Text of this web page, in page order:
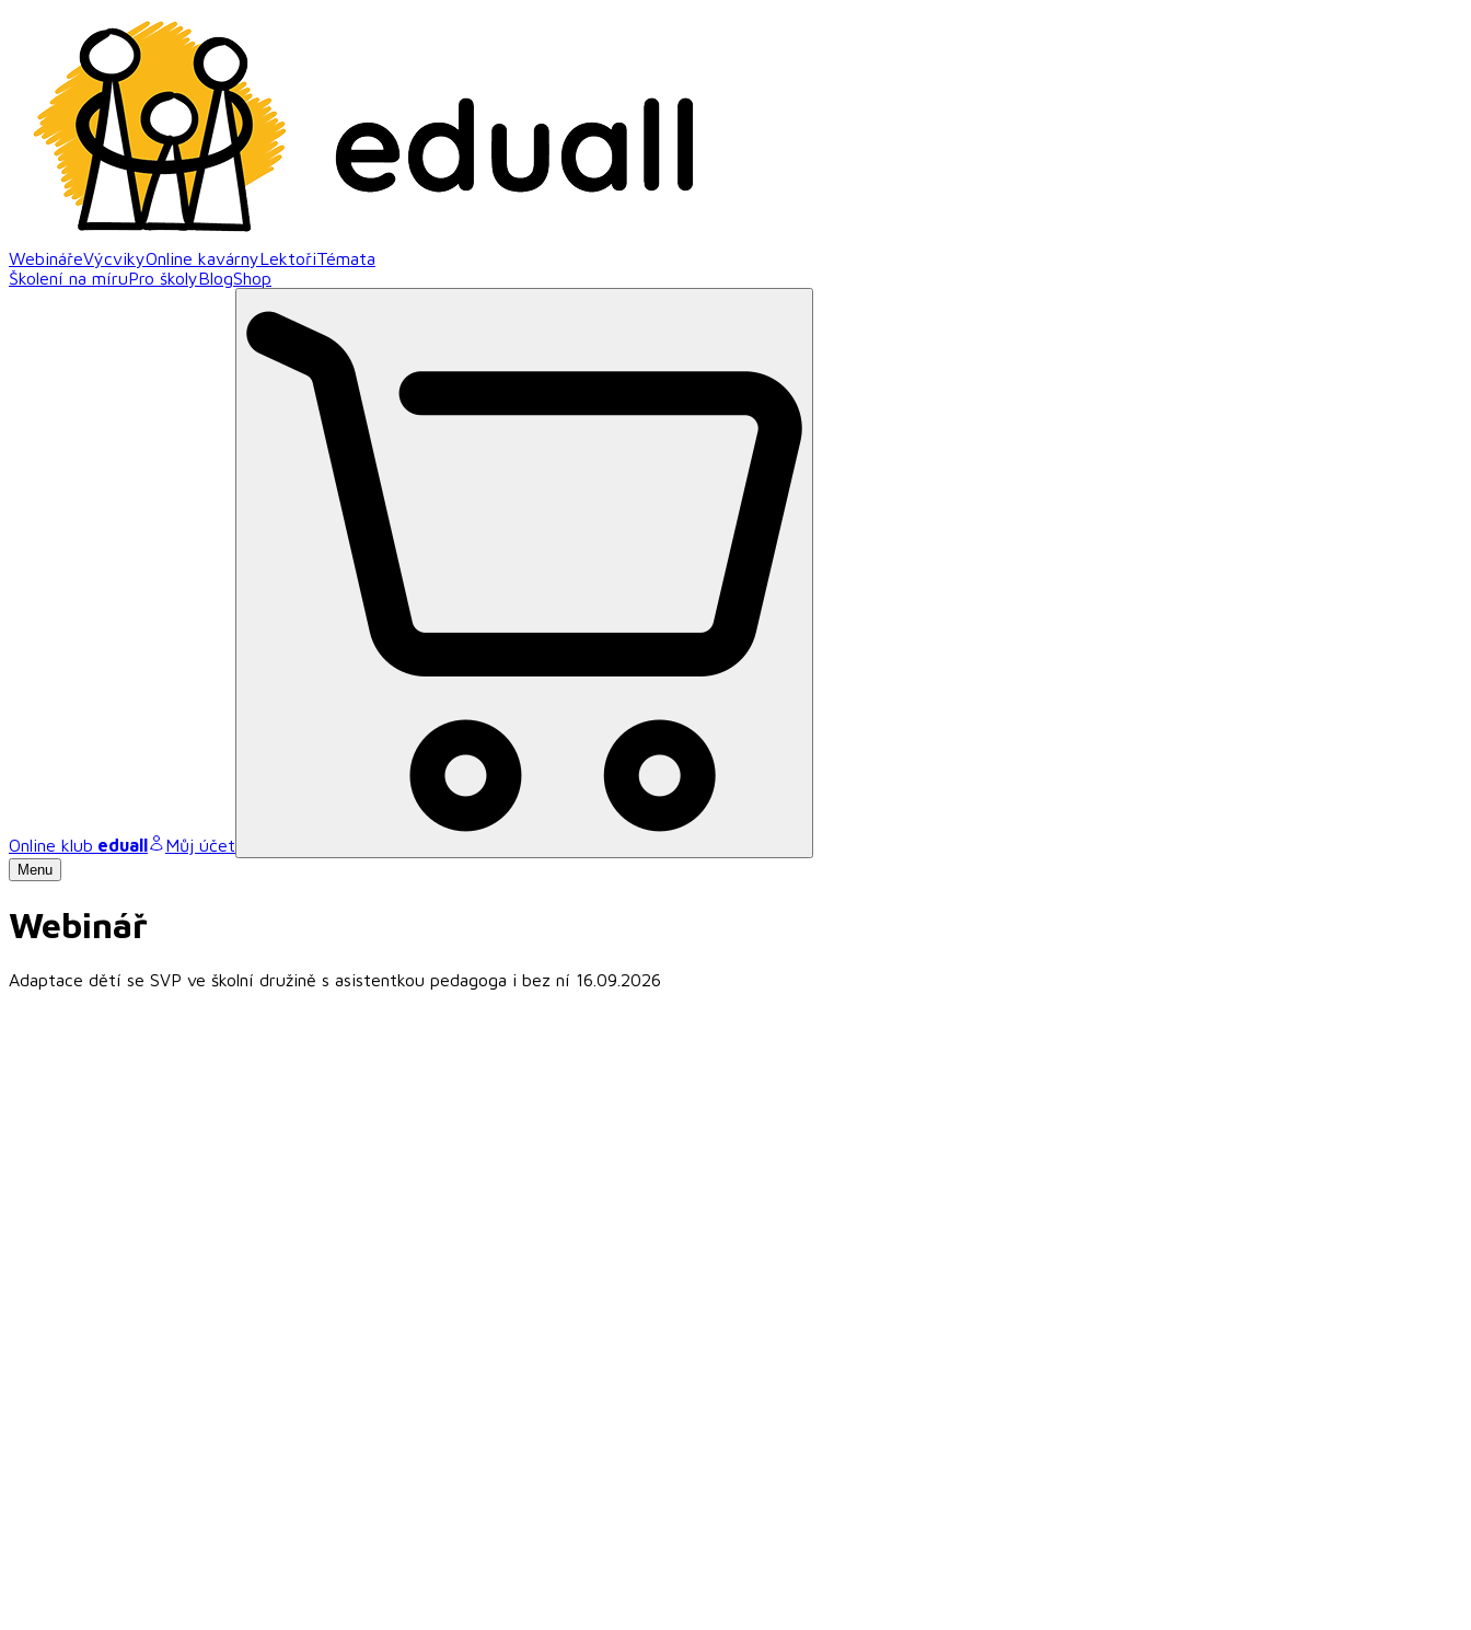
WebinářeVýcvikyOnline kavárnyLektořiTémata
Školení na míruPro školyBlogShop
Online klub eduall Můj účet
Menu
Webinář
Adaptace dětí se SVP ve školní družině s asistentkou pedagoga i bez ní 16.09.2026